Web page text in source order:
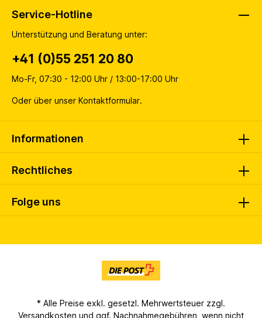
Folge uns
Service-Hotline
Unterstützung und Beratung unter:
+41 (0)55 251 20 80
Mo-Fr, 07:30 - 12:00 Uhr / 13:00-17:00 Uhr
Oder über unser Kontaktformular.
Informationen
Rechtliches
* Alle Preise exkl. gesetzl. Mehrwertsteuer zzgl.
Versandkosten und ggf. Nachnahmegebühren, wenn nicht